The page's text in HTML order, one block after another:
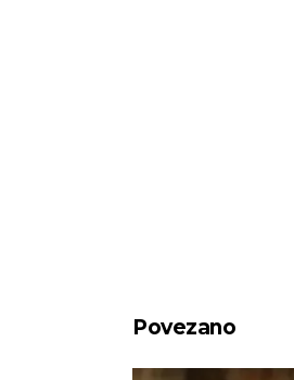
Povezano